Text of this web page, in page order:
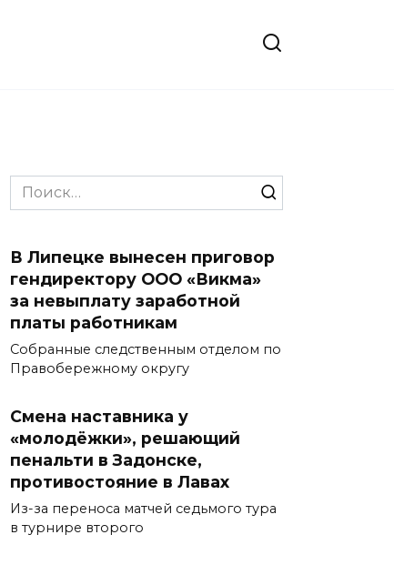
Search
for:
В Липецке вынесен приговор
гендиректору ООО «Викма»
за невыплату заработной
платы работникам
Собранные следственным отделом по
Правобережному округу
Смена наставника у
«молодёжки», решающий
пенальти в Задонске,
противостояние в Лавах
Из-за переноса матчей седьмого тура
в турнире второго